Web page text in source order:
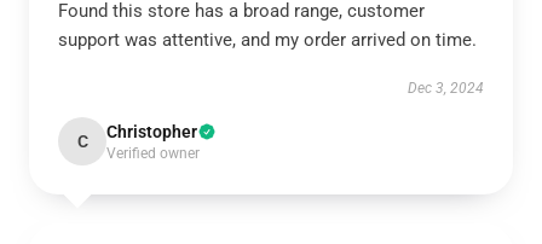
Found this store has a broad range, customer
support was attentive, and my order arrived on time.
Dec 3, 2024
C Christopher
Verified owner